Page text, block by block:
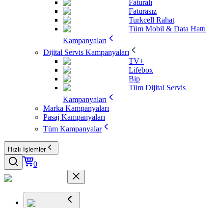
Faturalı
Faturasız
Turkcell Rahat
Tüm Mobil & Data Hattı
Kampanyaları
Dijital Servis Kampanyaları
TV+
Lifebox
Bip
Tüm Dijital Servis
Kampanyaları
Marka Kampanyaları
Pasaj Kampanyaları
Tüm Kampanyalar
Hızlı İşlemler
0